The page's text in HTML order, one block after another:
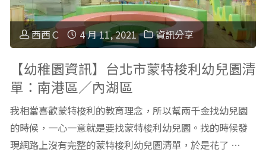
融
育
素
養
驗
教
育】
轉
型
西西Ｃ 4 月 11, 2021 資訊分享
【幼稚園資訊】台北市蒙特梭利幼兒園清
單：南港區／內湖區
我相當喜歡蒙特梭利的教育理念，所以幫兩千金找幼兒園
的時候，一心一意就是要找蒙特梭利幼兒園。找的時候發
現網路上沒有完整的蒙特梭利幼兒園清單，於是花了 …